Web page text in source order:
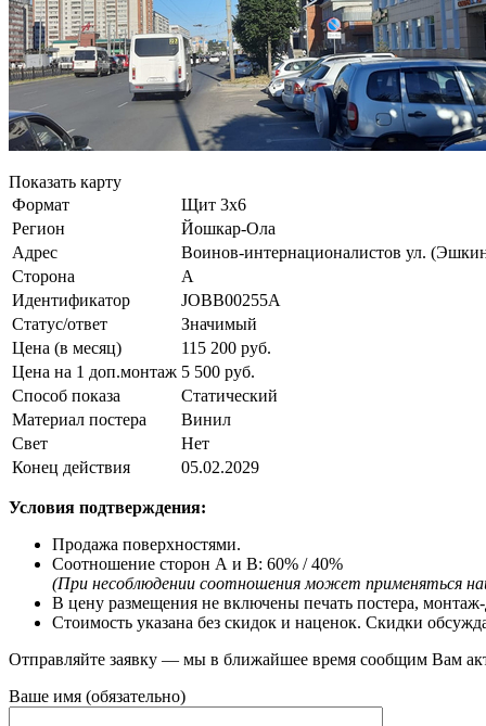
Показать карту
Формат
Щит 3х6
Регион
Йошкар-Ола
Адрес
Воинов-интернационалистов ул.
Сторона
А
Идентификатор
JOBB00255А
Статус/ответ
Значимый
Цена (в месяц)
115 200 руб.
Цена на 1 доп.монтаж 5 500 руб.
Способ показа
Статический
Материал постера
Винил
Свет
Нeт
Конец действия
05.02.2029
Условия подтверждения:
Продажа поверхностями.
Соотношение сторон А и В: 60% / 40%
(При несоблюдении соотношения может применяться
В цену размещения не включены печать постера,
Стоимость указана без скидок и наценок. Скидки
Отправляйте заявку — мы в ближайшее время сообщим Вам
Ваше имя (обязательно)